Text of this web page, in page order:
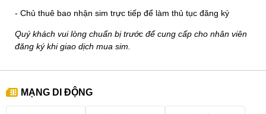
- Chủ thuê bao nhận sim trực tiếp để làm thủ tục đăng ký
Quý khách vui lòng chuẩn bị trước để cung cấp cho nhân viên
đăng ký khi giao dịch mua sim.
MẠNG DI ĐỘNG